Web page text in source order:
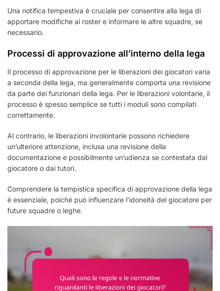
Una notifica tempestiva è cruciale per consentire alla lega di
apportare modifiche ai roster e informare le altre squadre, se
necessario.
Processi di approvazione all’interno della lega
Il processo di approvazione per le liberazioni dei giocatori varia
a seconda della lega, ma generalmente comporta una revisione
da parte dei funzionari della lega. Per le liberazioni volontarie, il
processo è spesso semplice se tutti i moduli sono compilati
correttamente.
Al contrario, le liberazioni involontarie possono richiedere
un’ulteriore attenzione, inclusa una revisione della
documentazione e possibilmente un’udienza se contestata dal
giocatore o dai tutori.
Comprendere la tempistica specifica di approvazione della lega
è essenziale, poiché può influenzare l’idoneità del giocatore per
future squadre o leghe.